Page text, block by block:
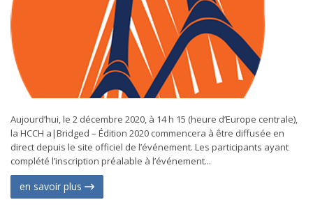
Aujourd’hui, le 2 décembre 2020, à 14 h 15 (heure d’Europe centrale),
la HCCH a|Bridged – Édition 2020 commencera à être diffusée en
direct depuis le site officiel de l’événement. Les participants ayant
complété l’inscription préalable à l’événement...
en savoir plus